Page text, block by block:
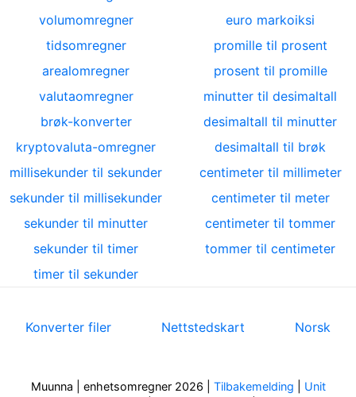
volumomregner
tidsomregner
arealomregner
valutaomregner
brøk-konverter
kryptovaluta-omregner
millisekunder til sekunder
sekunder til millisekunder
sekunder til minutter
sekunder til timer
timer til sekunder
euro markoiksi
promille til prosent
prosent til promille
minutter til desimaltall
desimaltall til minutter
desimaltall til brøk
centimeter til millimeter
centimeter til meter
centimeter til tommer
tommer til centimeter
Konverter filer Nettstedskart Norsk
Muunna | enhetsomregner 2026 Tilbakemelding
Unit